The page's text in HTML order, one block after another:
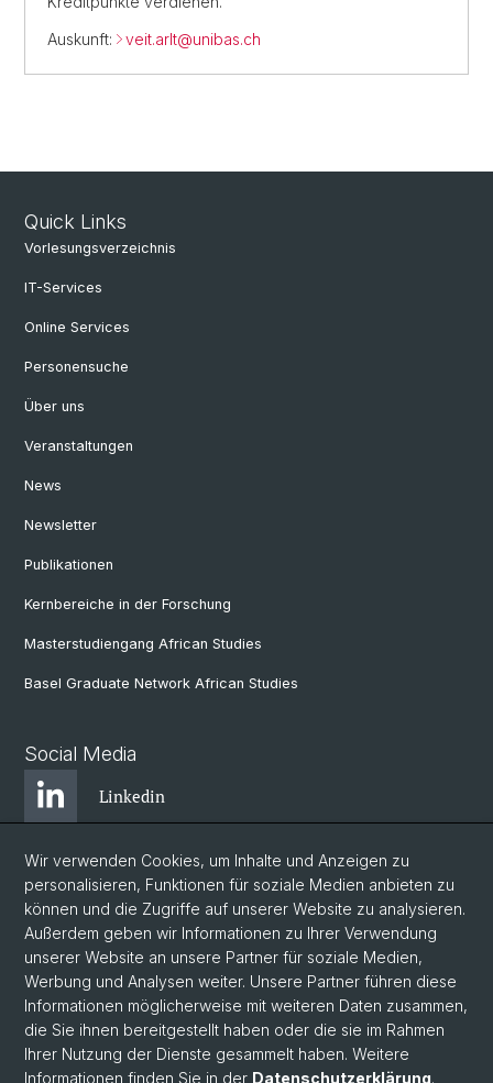
Auskunft:
veit.arlt@unibas.ch
Quick Links
Vorlesungsverzeichnis
IT-Services
Online Services
Personensuche
Über uns
Veranstaltungen
News
Newsletter
Publikationen
Kernbereiche in der Forschung
Masterstudiengang African Studies
Basel Graduate Network African Studies
Social Media
Linkedin
Bluesky
Instagram
Facebook
Wir verwenden Cookies, um Inhalte und Anzeigen zu
personalisieren, Funktionen für soziale Medien anbieten zu
können und die Zugriffe auf unserer Website zu analysieren.
Außerdem geben wir Informationen zu Ihrer Verwendung
unserer Website an unsere Partner für soziale Medien,
Werbung und Analysen weiter. Unsere Partner führen diese
Informationen möglicherweise mit weiteren Daten zusammen,
die Sie ihnen bereitgestellt haben oder die sie im Rahmen
Ihrer Nutzung der Dienste gesammelt haben. Weitere
Informationen finden Sie in der Datenschutzerklärung.